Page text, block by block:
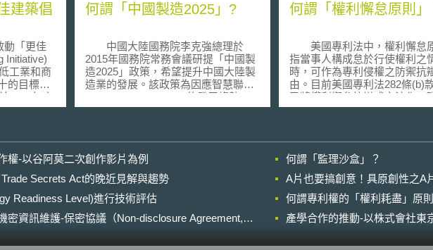
建築倡
「更佳
Initiative)
工業和商
的目標。
2012年底
若干有礙
擬如下:
和技術解
率作為
受。基
策略: (1)
率投資
(4) 強化
何謂「中國製造2025」?
中國大陸國務院李克強總理於
2015年國務院常務會議研提「中國製
造2025」政策，希望提升中國大陸製
造業的發展。該政策為因應智慧聯網
(Internet of Thing, IoT)的發展趨勢，
以資訊化與工業化整合為主，重新發
能與新能源汽車、電力裝備、新材
料、生物醫藥及高性能醫療器材、農
業機械裝備等10大領域，以強化工業
基礎能力，提升技術水平和產品品
質，進而推動智慧製造、綠色製造。
而有別於德國所提出的工業4.0計畫，
何謂「權利懈怠原則」
美國專利法中，權利懈怠
指當事人構成怠於行使權利之
時，可作為專利侵權之防禦抗
由。目前美國專利法282條(b)
已將權利懈怠抗辯成文法化，
高法院相關判決之見解認為權
利法第286條之規定以及聯邦最
院曾於2014年Petrella v. Metro-
Goldwyn-Mayer一案中判決權
不得作為美國著作權法第507條
訴訟時效限制之抗辯理由。因
專利法上的權利懈怠原則並非
權-以谷阿莫二次創作影片為例
何謂「監理沙盒」？
Secrets Act的晚近見解與趨勢
A片也要搞創意！具原創性之A
Readiness Level)進行技術評估
何謂專利權的「權利耗盡」原
密資訊維護-保密協議（Non-disclosure Agreement,
產學合作的推動-以株式會社東